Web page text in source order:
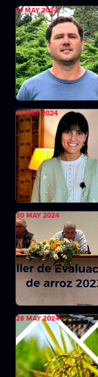
31 MAY 2024
31 MAY 2024
30 MAY 2024
28 MAY 2024